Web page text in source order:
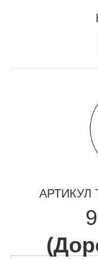
АРТИКУЛ
(